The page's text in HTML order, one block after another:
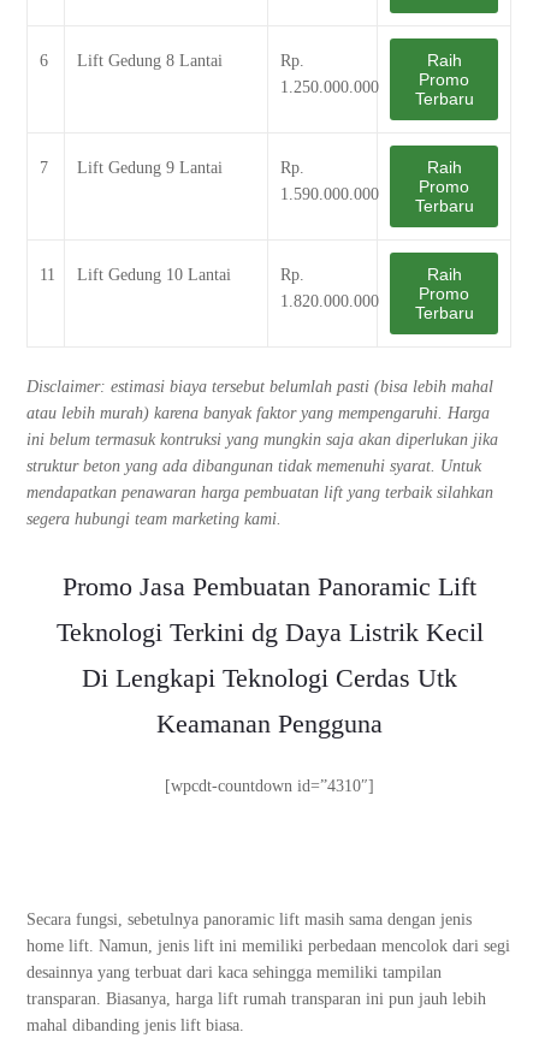
6 Lift Gedung 8 Lantai
Rp.
1.250.000.000
Raih
Promo
Terbaru
7 Lift Gedung 9 Lantai
Rp.
1.590.000.000
Raih
Promo
Terbaru
11 Lift Gedung 10 Lantai
Rp.
1.820.000.000
Raih
Promo
Terbaru
Disclaimer: estimasi biaya tersebut belumlah pasti (bisa lebih mahal
atau lebih murah) karena banyak faktor yang mempengaruhi. Harga
ini belum termasuk kontruksi yang mungkin saja akan diperlukan jika
struktur beton yang ada dibangunan tidak memenuhi syarat. Untuk
mendapatkan penawaran harga pembuatan lift yang terbaik silahkan
segera hubungi team marketing kami.
Promo Jasa Pembuatan Panoramic Lift
Teknologi Terkini dg Daya Listrik Kecil
Di Lengkapi Teknologi Cerdas Utk
Keamanan Pengguna
[wpcdt-countdown id=”4310″]
Secara fungsi, sebetulnya panoramic lift masih sama dengan jenis
home lift. Namun, jenis lift ini memiliki perbedaan mencolok dari segi
desainnya yang terbuat dari kaca sehingga memiliki tampilan
transparan. Biasanya, harga lift rumah transparan ini pun jauh lebih
mahal dibanding jenis lift biasa.